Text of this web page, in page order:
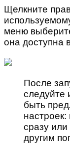
Щелкните
меню
она доступна
После
следуйте
быть
сразу или
другим